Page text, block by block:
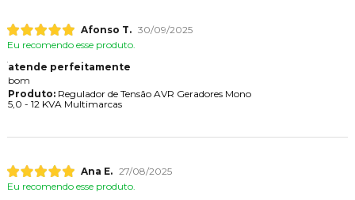
Afonso T. 30/09/2025
Eu recomendo esse produto.
atende perfeitamente
bom
Produto:Regulador de Tensão AVR Geradores Mono
5,0 - 12 KVA Multimarcas
Ana E. 27/08/2025
Eu recomendo esse produto.